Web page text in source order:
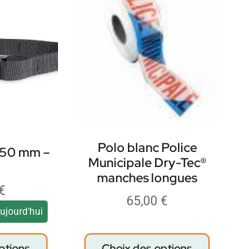
mm –
Polo blanc Police
Municipale Dry-Tec®
manches longues
65,00 €